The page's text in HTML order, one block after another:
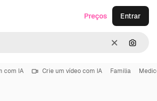
Limpar
Preços Entrar
com IA Crie um vídeo com IA Familia